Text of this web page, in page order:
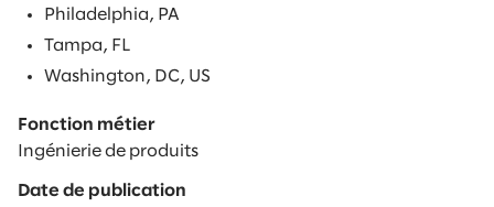
Philadelphia, PA
Tampa, FL
Washington, DC, US
Fonction métier
Ingénierie de produits
Date de publication